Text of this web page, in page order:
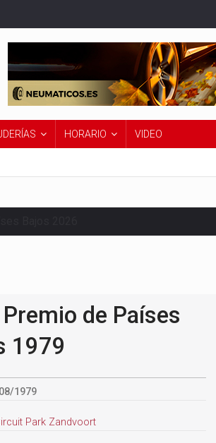
HORARIO VIDEO
de Países
1979
1979
Park Zandvoort